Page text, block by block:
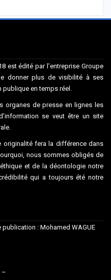
est édité par l’entreprise Groupe
donner plus de visibilité à ses
publique en temps réel.
organes de presse en lignes les
se veut être un site
originalité fera la différence dans
nous sommes obligés de
et de la déontologie notre
qui a toujours été notre
: Mohamed WAGUE
–